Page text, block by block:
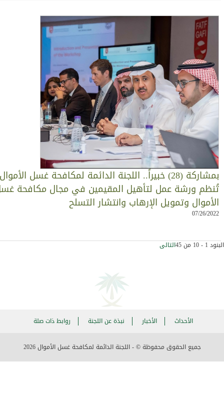
بمشاركة (28) خبيراً.. اللجنة الدائمة لمكافحة غسل الأموال
ورشة عمل لتأهيل المقيمين في مجال مكافحة غسل
وتمويل الإرهاب وانتشار التسلح
07/26/
من 45 التالى
الأحداث الأخبار نبذة عن اللجنة روابط ذات صلة
جميع الحقوق محفوظة © - اللجنة الدائمة لمكافحة غسل الأموال2026